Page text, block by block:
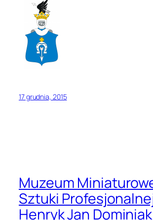
17 grudnia, 2015
Muzeum
Sztuki
Henryk Jan